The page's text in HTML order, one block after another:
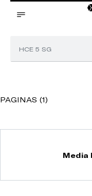
PAGINAS (1)
Media